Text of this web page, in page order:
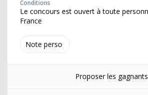
Note perso
Conditions
Le concours est ouvert à toute
France
Proposer les gagnants